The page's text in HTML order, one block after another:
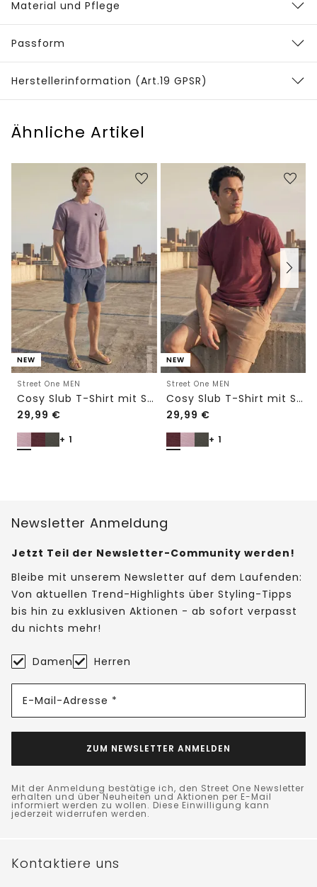
Material und Pflege
Passform
Herstellerinformation (Art.19 GPSR)
Ähnliche Artikel
NEW
Street One MEN
Cosy Slub T-Shirt mit Struktur
29,99 €
+ 1
NEW
Street One MEN
Cosy Slub T-Shirt mit Struktur
29,99 €
+ 1
Newsletter Anmeldung
Jetzt Teil der Newsletter-Community werden!
Bleibe mit unserem Newsletter auf dem Laufenden:
Von aktuellen Trend-Highlights über Styling-Tipps
bis hin zu exklusiven Aktionen - ab sofort verpasst
du nichts mehr!
Damen Herren
E-Mail-Adresse *
ZUM NEWSLETTER ANMELDEN
Mit der Anmeldung bestätige ich, den Street One Newsletter
erhalten und über Neuheiten und Aktionen per E-Mail
informiert werden zu wollen. Diese Einwilligung kann
jederzeit widerrufen werden.
Kontaktiere uns